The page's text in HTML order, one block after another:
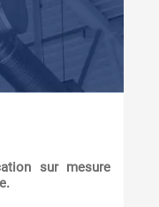
sur mesure